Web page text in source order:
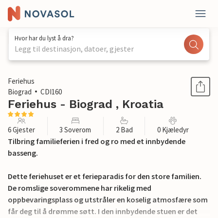
Hvor har du lyst å dra?
Legg til destinasjon, datoer, gjester
1 / 38
Feriehus
Biograd
CDI160
Feriehus - Biograd , Kroatia
6 Gjester 3 Soverom 2 Bad 0 Kjæledyr
Tilbring familieferien i fred og ro med et innbydende
basseng.
Dette feriehuset er et ferieparadis for den store familien.
De romslige soverommene har rikelig med
oppbevaringsplass og utstråler en koselig atmosfære som
får deg til å drømme søtt. I den innbydende stuen er det